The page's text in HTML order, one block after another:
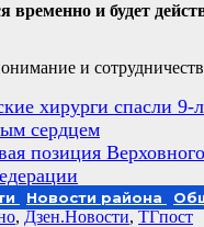
временно и будет
и
хирурги спасли 9-
сердцем
позиция
Новости района
, Дзен.Новости, ТГпост